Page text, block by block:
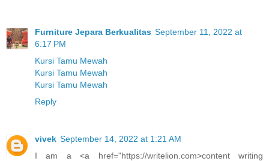
Furniture Jepara Berkualitas September 11, 2022 at
6:17 PM
Kursi Tamu Mewah
Kursi Tamu Mewah
Kursi Tamu Mewah
Reply
vivek September 14, 2022 at 1:21 AM
I am a <a href="https://writelion.com>content writing